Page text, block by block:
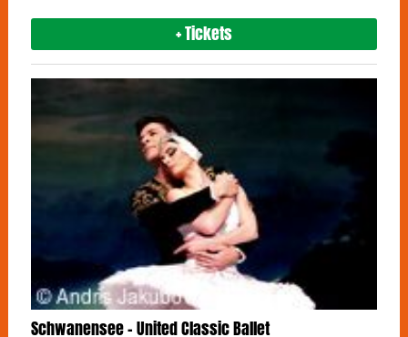
+ Tickets
Schwanensee - United Classic Ballet